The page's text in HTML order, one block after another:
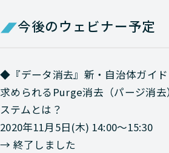
今後のウェビナー予定
◆『データ消去』新・自治体ガイド
求められるPurge消去（パージ消
ステムとは？
2020年11月5日(木) 14:00～15:30
→ 終了しました